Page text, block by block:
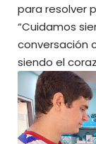
para resolver
“Cuidamos
conversación
siendo el